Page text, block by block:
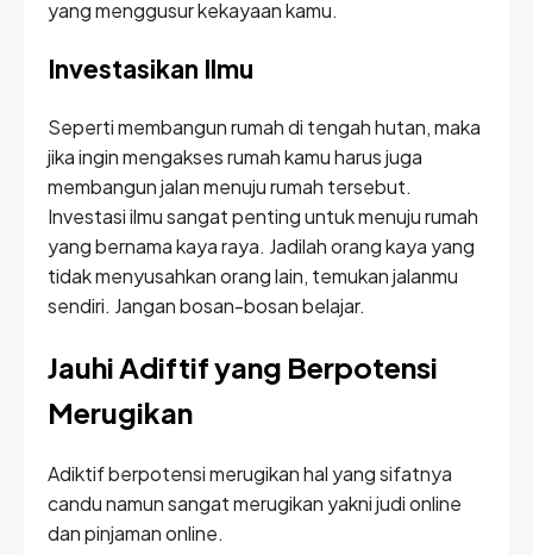
yang menggusur kekayaan kamu.
Investasikan Ilmu
Seperti membangun rumah di tengah hutan, maka
jika ingin mengakses rumah kamu harus juga
membangun jalan menuju rumah tersebut.
Investasi ilmu sangat penting untuk menuju rumah
yang bernama kaya raya. Jadilah orang kaya yang
tidak menyusahkan orang lain, temukan jalanmu
sendiri. Jangan bosan-bosan belajar.
Jauhi Adiftif yang Berpotensi
Merugikan
Adiktif berpotensi merugikan hal yang sifatnya
candu namun sangat merugikan yakni judi online
dan pinjaman online.